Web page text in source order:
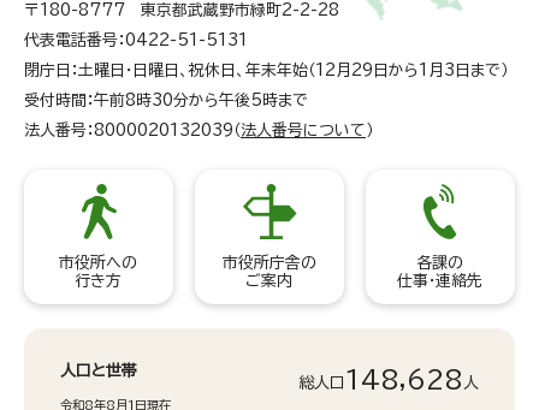
〒180-8777 東京都武蔵野市緑町2-2-28
代表電話番号：0422-51-5131
閉庁日：土曜日・日曜日、祝休日、年末年始（12月29日から1月3日まで）
受付時間：午前8時30分から午後5時まで
法人番号：8000020132039（ 法人番号について ）
市役所への
行き方
市役所庁舎の
ご案内
各課の
仕事・連絡先
人口と世帯
令和8年8月1日現在
総人口 148,628 人